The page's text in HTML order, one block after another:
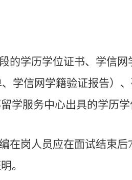
的学历学位证书、学信网
学信网学籍验证报告）
学服务中心出具的学历学
在岗人员应在面试结束后
。